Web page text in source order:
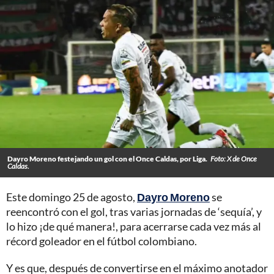
Dayro Moreno festejando un gol con el Once Caldas, por Liga. Foto: X de Once
Caldas.
Este domingo 25 de agosto, Dayro Morenose
reencontró con el gol, tras varias jornadas de ‘sequía’, y
lo hizo ¡de qué manera!, para acerrarse cada vez más al
récord goleador en el fútbol colombiano.
Y es que, después de convertirse en el máximo anotador